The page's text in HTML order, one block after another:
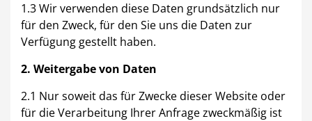
Freie Berufe Lokale Empfehlungen
Öffentliche Einrichtungen
1.3 Wir verwenden diese Daten grundsätzlich nur
für den Zweck, für den Sie uns die Daten zur
Verfügung gestellt haben.
2. Weitergabe von Daten
2.1 Nur soweit das für Zwecke dieser Website oder
für die Verarbeitung Ihrer Anfrage zweckmäßig ist